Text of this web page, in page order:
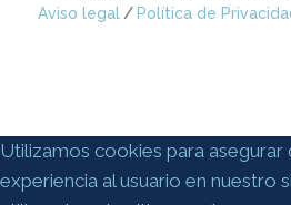
Aviso legal/ Política de
Utilizamos cookies para
experiencia al usuario en nuestro